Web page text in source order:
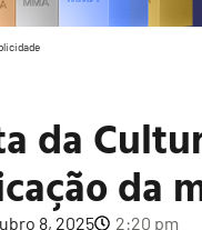
da
da
8, 2025 2:20 pm